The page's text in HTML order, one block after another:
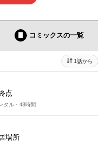
コミックスの一覧
1話から
点
タル・ 48時間
場所